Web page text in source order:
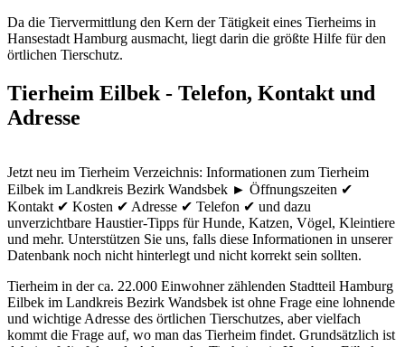
Da die Tiervermittlung den Kern der Tätigkeit eines Tierheims in
Hansestadt Hamburg ausmacht, liegt darin die größte Hilfe für den
örtlichen Tierschutz.
Tierheim Eilbek - Telefon, Kontakt und
Adresse
Jetzt neu im Tierheim Verzeichnis: Informationen zum Tierheim
Eilbek im Landkreis Bezirk Wandsbek ► Öffnungszeiten ✔
Kontakt ✔ Kosten ✔ Adresse ✔ Telefon ✔ und dazu
unverzichtbare Haustier-Tipps für Hunde, Katzen, Vögel, Kleintiere
und mehr. Unterstützen Sie uns, falls diese Informationen in unserer
Datenbank noch nicht hinterlegt und nicht korrekt sein sollten.
Tierheim in der ca. 22.000 Einwohner zählenden Stadtteil Hamburg
Eilbek im Landkreis Bezirk Wandsbek ist ohne Frage eine lohnende
und wichtige Adresse des örtlichen Tierschutzes, aber vielfach
kommt die Frage auf, wo man das Tierheim findet. Grundsätzlich ist